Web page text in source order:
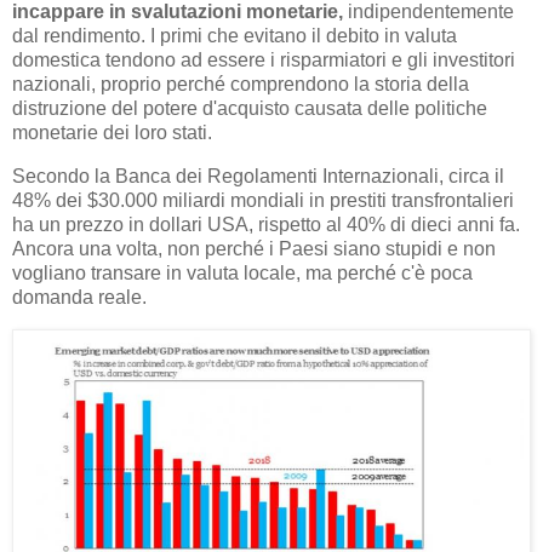
incappare in svalutazioni monetarie, indipendentemente
dal rendimento. I primi che evitano il debito in valuta
domestica tendono ad essere i risparmiatori e gli investitori
nazionali, proprio perché comprendono la storia della
distruzione del potere d'acquisto causata delle politiche
monetarie dei loro stati.
Secondo la Banca dei Regolamenti Internazionali, circa il
48% dei $30.000 miliardi mondiali in prestiti transfrontalieri
ha un prezzo in dollari USA, rispetto al 40% di dieci anni fa.
Ancora una volta, non perché i Paesi siano stupidi e non
vogliano transare in valuta locale, ma perché c'è poca
domanda reale.